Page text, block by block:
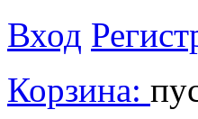
Вход
Корзина: